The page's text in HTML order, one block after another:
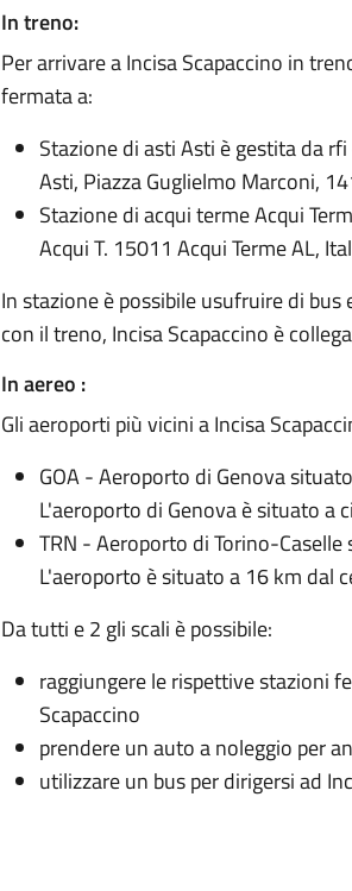
In treno:
Per arrivare a Incisa Scapaccino in
fermata a:
Stazione di asti Asti è gestita da
Asti, Piazza Guglielmo Marconi,
Stazione di acqui terme Acqui
Acqui T. 15011 Acqui Terme AL,
In stazione è possibile usufruire di
con il treno, Incisa Scapaccino è
In aereo :
Gli aeroporti più vicini a Incisa
GOA - Aeroporto di Genova
L'aeroporto di Genova è situato a
TRN - Aeroporto di Torino-
L'aeroporto è situato a 16 km dal
Da tutti e 2 gli scali è possibile:
raggiungere le rispettive stazioni
Scapaccino
prendere un auto a noleggio per
utilizzare un bus per dirigersi ad